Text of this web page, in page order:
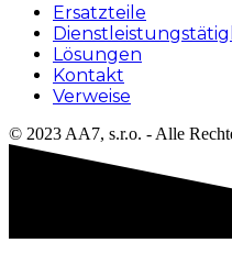
Ersatzteile
Lösungen
Kontakt
Verweise
© 2023 AA7, s.r.o. - Alle